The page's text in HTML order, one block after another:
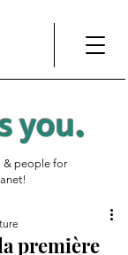
you.
& people for
première